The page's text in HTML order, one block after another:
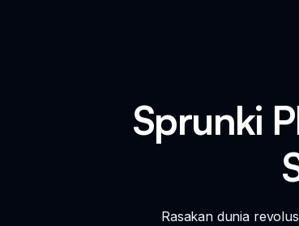
Sprunki
Rasakan dunia